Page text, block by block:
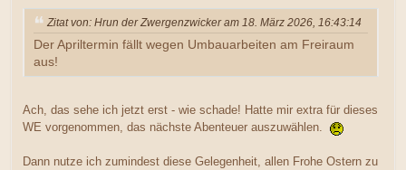
Zitat von: Hrun der Zwergenzwicker am 18. März 2026, 16:43:14
Der Apriltermin fällt wegen Umbauarbeiten am Freiraum
aus!
Ach, das sehe ich jetzt erst - wie schade! Hatte mir extra für dieses
WE vorgenommen, das nächste Abenteuer auszuwählen.
Dann nutze ich zumindest diese Gelegenheit, allen Frohe Ostern zu